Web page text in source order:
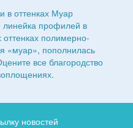
профилей в
полимерно-
«муар», пополнилась
все благородство
новостей